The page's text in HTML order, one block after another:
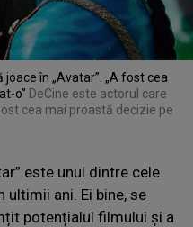
în „Avatar”. „A fost cea
o” DeCine este actorul care
cea mai proastă decizie pe
este unul dintre cele
ani. Ei bine, se
potențialul filmului și a